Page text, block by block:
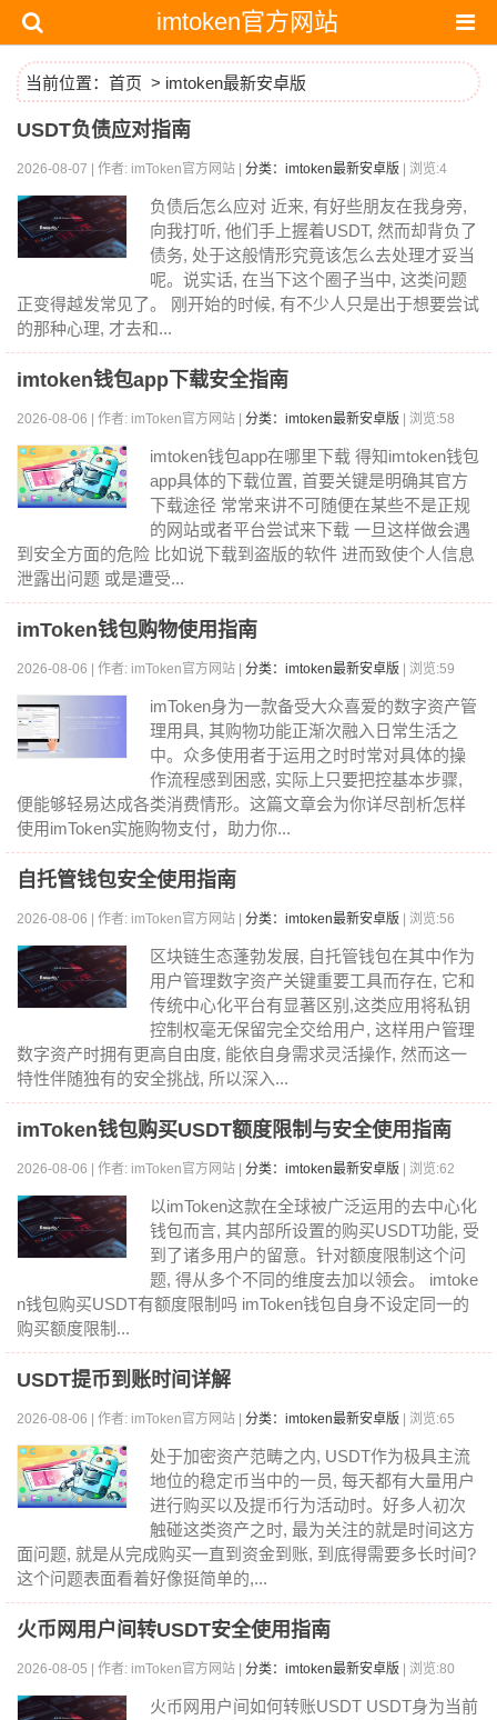
imtoken官方网站
当前位置： 首页 > imtoken最新安卓版
USDT负债应对指南
2026-08-07 | 作者: imToken官方网站 | 分类：imtoken最新安卓版 | 浏览:4
负债后怎么应对 近来, 有好些朋友在我身旁,
向我打听, 他们手上握着USDT, 然而却背负了
债务, 处于这般情形究竟该怎么去处理才妥当
呢。说实话, 在当下这个圈子当中, 这类问题
正变得越发常见了。 刚开始的时候, 有不少人只是出于想要尝试
的那种心理, 才去和...
imtoken钱包app下载安全指南
2026-08-06 | 作者: imToken官方网站 | 分类：imtoken最新安卓版 | 浏览:58
imtoken钱包app在哪里下载 得知imtoken钱包
app具体的下载位置, 首要关键是明确其官方
下载途径 常常来讲不可随便在某些不是正规
的网站或者平台尝试来下载 一旦这样做会遇
到安全方面的危险 比如说下载到盗版的软件 进而致使个人信息
泄露出问题 或是遭受...
imToken钱包购物使用指南
2026-08-06 | 作者: imToken官方网站 | 分类：imtoken最新安卓版 | 浏览:59
imToken身为一款备受大众喜爱的数字资产管
理用具, 其购物功能正渐次融入日常生活之
中。众多使用者于运用之时时常对具体的操
作流程感到困惑, 实际上只要把控基本步骤,
便能够轻易达成各类消费情形。这篇文章会为你详尽剖析怎样
使用imToken实施购物支付，助力你...
自托管钱包安全使用指南
2026-08-06 | 作者: imToken官方网站 | 分类：imtoken最新安卓版 | 浏览:56
区块链生态蓬勃发展, 自托管钱包在其中作为
用户管理数字资产关键重要工具而存在, 它和
传统中心化平台有显著区别,这类应用将私钥
控制权毫无保留完全交给用户, 这样用户管理
数字资产时拥有更高自由度, 能依自身需求灵活操作, 然而这一
特性伴随独有的安全挑战, 所以深入...
imToken钱包购买USDT额度限制与安全使用指南
2026-08-06 | 作者: imToken官方网站 | 分类：imtoken最新安卓版 | 浏览:62
以imToken这款在全球被广泛运用的去中心化
钱包而言, 其内部所设置的购买USDT功能, 受
到了诸多用户的留意。针对额度限制这个问
题, 得从多个不同的维度去加以领会。 imtoke
n钱包购买USDT有额度限制吗 imToken钱包自身不设定同一的
购买额度限制...
USDT提币到账时间详解
2026-08-06 | 作者: imToken官方网站 | 分类：imtoken最新安卓版 | 浏览:65
处于加密资产范畴之内, USDT作为极具主流
地位的稳定币当中的一员, 每天都有大量用户
进行购买以及提币行为活动时。好多人初次
触碰这类资产之时, 最为关注的就是时间这方
面问题, 就是从完成购买一直到资金到账, 到底得需要多长时间?
这个问题表面看着好像挺简单的,...
火币网用户间转USDT安全使用指南
2026-08-05 | 作者: imToken官方网站 | 分类：imtoken最新安卓版 | 浏览:80
火币网用户间如何转账USDT USDT身为当前